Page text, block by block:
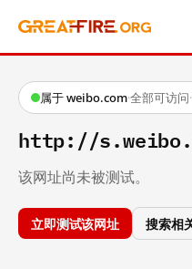
属于 weibo.com·全部可访问·
http://
该网址尚未被测试。
立即测试该网址 搜索相